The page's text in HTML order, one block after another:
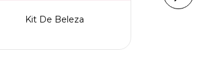
Kit De Beleza